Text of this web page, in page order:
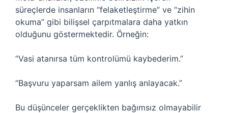
süreçlerde insanların “felaketleştirme” ve “zihin
okuma” gibi bilişsel çarpıtmalara daha yatkın
olduğunu göstermektedir. Örneğin:
“Vasi atanırsa tüm kontrolümü kaybederim.”
“Başvuru yaparsam ailem yanlış anlayacak.”
Bu düşünceler gerçeklikten bağımsız olmayabilir